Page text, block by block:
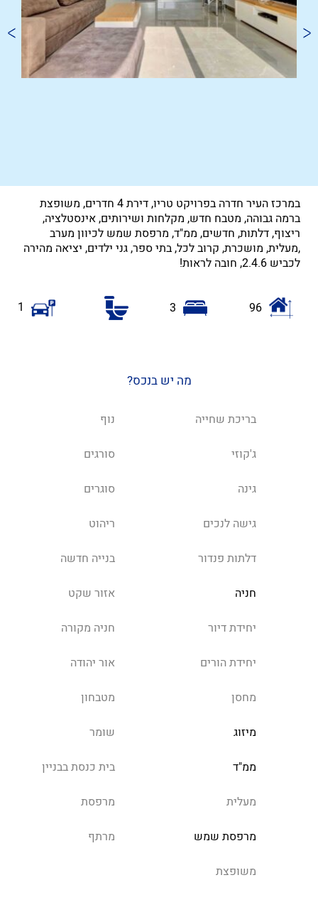
במרכז העיר חדרה בפרויקט טריו, דירת 4 חדרים, משופצת
ברמה גבוהה, מטבח חדש, מקלחות ושירותים, אינסטלציה,
ריצוף, דלתות, חדשים, ממ"ד, מרפסת שמש לכיוון מערב
,מעלית, מושכרת, קרוב לכל, בתי ספר, גני ילדים, יציאה מהירה
לכביש 2.4.6, חובה לראות!
96
3
1
מה יש בנכס?
בריכת שחייה נוף
ג'קוזי סורגים
גינה סוגרים
גישה לנכים ריהוט
דלתות פנדור בנייה חדשה
חניה אזור שקט
יחידת דיור חניה מקורה
יחידת הורים אור יהודה
מחסן מטבחון
מיזוג שומר
ממ"ד בית כנסת בבניין
מעלית מרפסת
מרפסת שמש מרתף
משופצת